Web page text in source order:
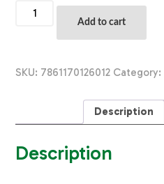
Para
Camiseta
THE
Add to cart
SKU: 7861170126012 Category:
Description
Description